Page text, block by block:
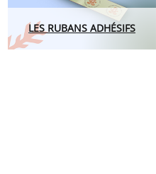
LES RUBANS ADHÉSIFS